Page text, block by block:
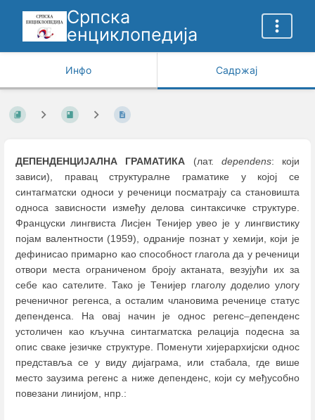
Српска
енциклопедија
Инфо Садржај
ДЕПЕНДЕНЦИЈАЛНА ГРАМАТИКА (лат. dependens: који
зависи), правац структуралне граматике у којој се
синтагматски односи у реченици посматрају са становишта
односа зависности између делова синтаксичке структуре.
Француски лингвиста Лисјен Тенијер увео је у лингвистику
појам валентности (1959), одраније пoзнат у хемији, који је
дефинисао примарно као способност глагола да у реченици
отвори места ограниченом броју актаната, везујући их за
себе као сателите. Тако је Тенијер глаголу доделио улогу
реченичног регенса, а осталим члановима реченице статус
депенденса. На овај начин је однос регенс–депенденс
устоличен као кључна синтагматска релација подесна за
опис сваке језичке структуре. Поменути хијерархијски однос
представља се у виду дијаграма, или стабала, где више
место заузима регенс а ниже депенденс, који су међусобно
повезани линијом, нпр.: